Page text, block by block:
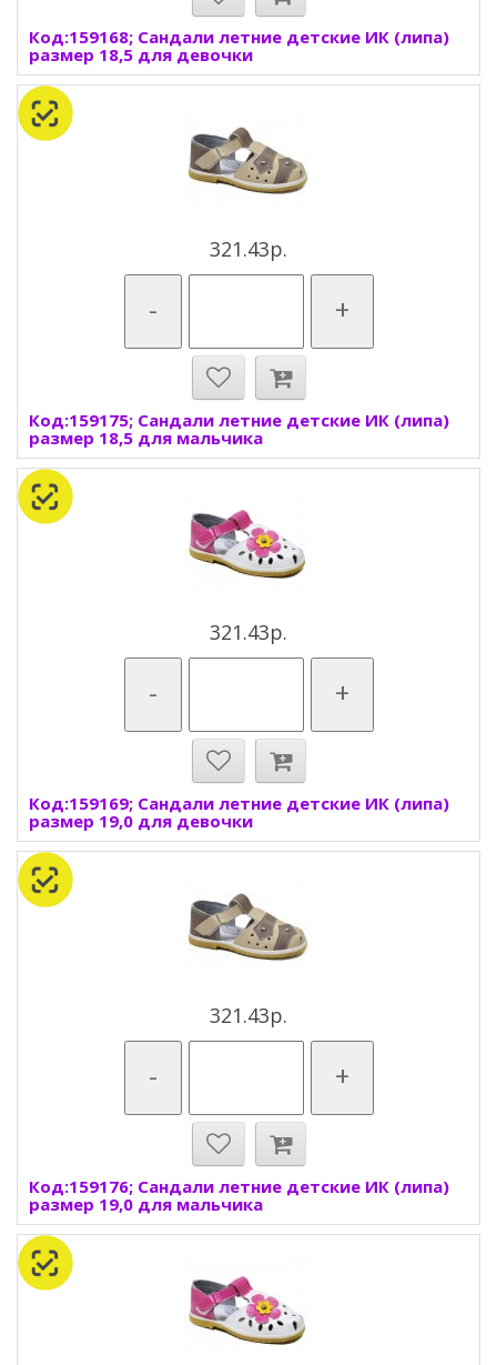
Код:159168; Сандали летние детские ИК (липа)
размер 18,5 для девочки
321.43р.
- +
Код:159175; Сандали летние детские ИК (липа)
размер 18,5 для мальчика
321.43р.
- +
Код:159169; Сандали летние детские ИК (липа)
размер 19,0 для девочки
321.43р.
- +
Код:159176; Сандали летние детские ИК (липа)
размер 19,0 для мальчика